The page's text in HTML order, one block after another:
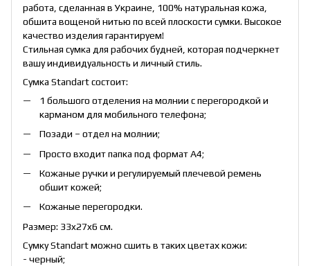
работа, сделанная в Украине, 100% натуральная кожа,
обшита вощеной нитью по всей плоскости сумки. Высокое
качество изделия гарантируем!
Стильная сумка для рабочих будней, которая подчеркнет
вашу индивидуальность и личный стиль.
Сумка Standart состоит:
1 большого отделения на молнии с перегородкой и
карманом для мобильного телефона;
Позади – отдел на молнии;
Просто входит папка под формат А4;
Кожаные ручки и регулируемый плечевой ремень
обшит кожей;
Кожаные перегородки.
Размер: 33x27x6 см.
Сумку Standart можно сшить в таких цветах кожи:
- черный;